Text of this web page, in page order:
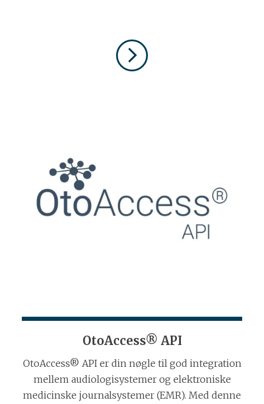
OtoAccess® API
OtoAccess® API er din nøgle til god integration
mellem audiologisystemer og elektroniske
medicinske journalsystemer (EMR). Med denne